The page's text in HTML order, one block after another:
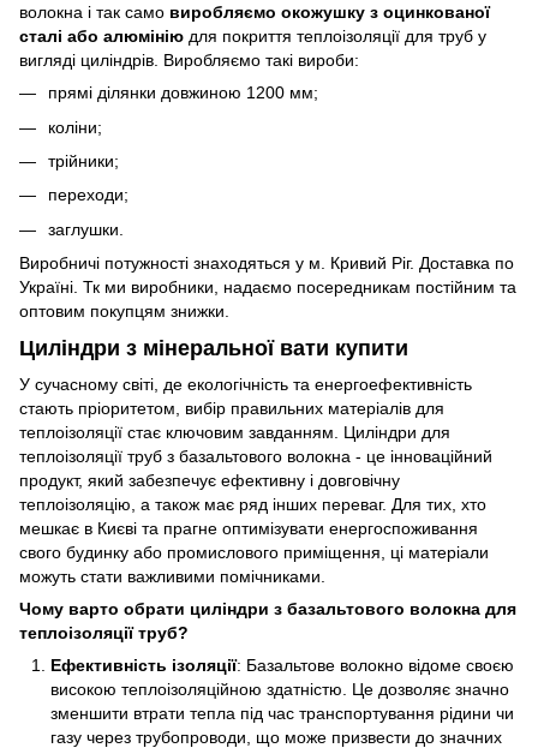
волокна і так само виробляємо окожушку з оцинкованої
сталі або алюмінію для покриття теплоізоляції для труб у
вигляді циліндрів. Виробляємо такі вироби:
прямі ділянки довжиною 1200 мм;
коліни;
трійники;
переходи;
заглушки.
Виробничі потужності знаходяться у м. Кривий Ріг. Доставка по
Україні. Тк ми виробники, надаємо посередникам постійним та
оптовим покупцям знижки.
Циліндри з мінеральної вати купити
У сучасному світі, де екологічність та енергоефективність
стають пріоритетом, вибір правильних матеріалів для
теплоізоляції стає ключовим завданням. Циліндри для
теплоізоляції труб з базальтового волокна - це інноваційний
продукт, який забезпечує ефективну і довговічну
теплоізоляцію, а також має ряд інших переваг. Для тих, хто
мешкає в Києві та прагне оптимізувати енергоспоживання
свого будинку або промислового приміщення, ці матеріали
можуть стати важливими помічниками.
Чому варто обрати циліндри з базальтового волокна для
теплоізоляції труб?
Ефективність ізоляції: Базальтове волокно відоме своєю
високою теплоізоляційною здатністю. Це дозволяє значно
зменшити втрати тепла під час транспортування рідини чи
газу через трубопроводи, що може призвести до значних